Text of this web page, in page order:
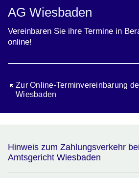
AG Wiesbaden
Vereinbaren Sie ihre Termine in
online!
Zur Online-Terminvereinbarung
Wiesbaden
Öffnet sich in einem neuen Fenster
Hinweis zum Zahlungsverkehr
Amtsgericht Wiesbaden